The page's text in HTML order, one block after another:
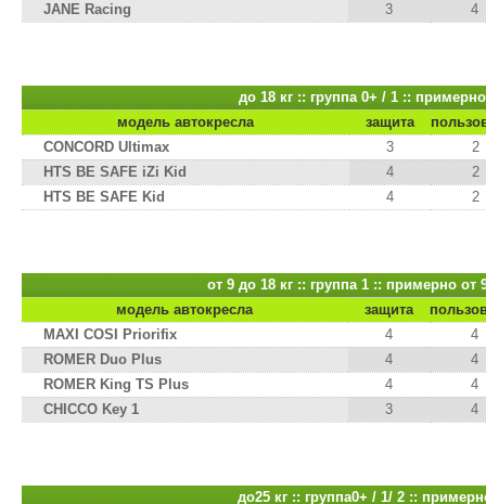
JANE Racing
3 4
до 18 кг :: группа 0+ / 1 ::
модель автокресла
защита
CONCORD Ultimax
3
2
HTS BE SAFE iZi Kid
4
2
HTS BE SAFE Kid
4 2
от 9 до 18 кг :: группа 1 :: примерно от
модель автокресла
защита
MAXI COSI Priorifix
4
4
ROMER Duo Plus
4
4
ROMER King TS Plus
4
4
CHICCO Key 1
3 4
до25 кг :: группа0+ / 1/ 2 ::